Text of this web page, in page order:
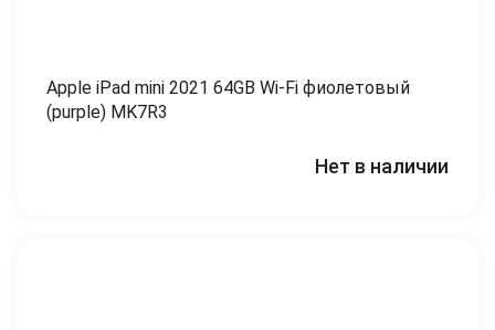
Apple iPad mini 2021 64GB Wi-Fi фиолетовый
(purple) MK7R3
Нет в наличии